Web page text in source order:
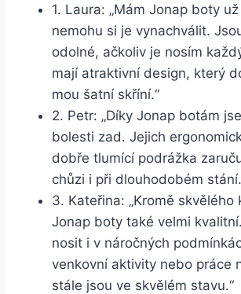
1.⁣ Laura: „Mám Jonap⁢ boty
nemohu si je ​vynachválit.
odolné, ačkoliv je nosím
mají atraktivní ⁢design, ⁢který
mou šatní skříní.“
2. ‍Petr: „Díky‍ Jonap ​botám⁣
bolesti zad. Jejich
dobře tlumící podrážka
chůzi i při dlouhodobém
3. Kateřina: „Kromě‍ skvělého
Jonap ‍boty také velmi
nosit i ​v náročných‌
venkovní aktivity nebo⁣ práce
stále jsou ve⁤ skvělém stavu.“